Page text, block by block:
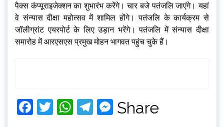
पैक्स कंप्यूराइजेक्शन का शुभारंभ करेंगे। चार बजे पतंजलि जाएंगे। यहां
वे संन्यास दीक्षा महोत्सव में शामिल होंगे। पतंजलि के कार्यक्रम से
जॉलीग्रांट एयरपोर्ट के लिए उड़ान भरेंगे। पतंजलि में संन्यास दीक्षा
समारोह में आरएसएस प्रमुख मोहन भागवत पहुंच चुके हैं।
Facebook
Twitter
WhatsApp
Telegram
Messenger
Share